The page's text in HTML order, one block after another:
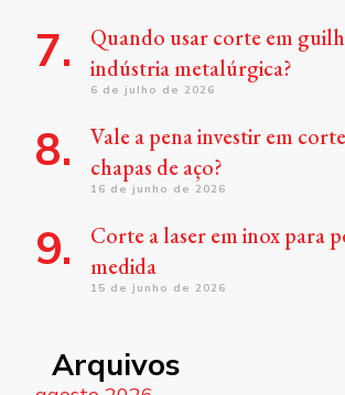
Quando usar corte em
indústria metalúrgica?
6 de julho de 2026
Vale a pena investir em
chapas de aço?
16 de junho de 2026
Corte a laser em inox para
medida
15 de junho de 2026
Arquivos